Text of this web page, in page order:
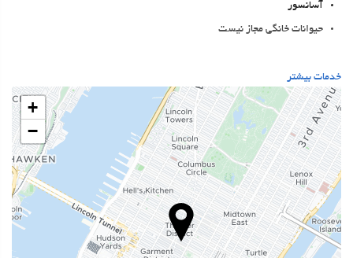
آسانسور
حیوانات خانگی مجاز نیست
غذا و نوشیدنی
رستوران آلاکارته
بار
On-site coffee house
خدمات پذیرش
24-Hour Front Desk
انبار چمدان
خدمات بیشتر
+
−